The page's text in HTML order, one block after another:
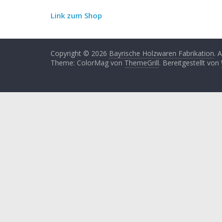
Link zum Shop
Copyright © 2026 Bayrische Holzwaren Fabrikation.
Theme: ColorMag von ThemeGrill. Bereitgestellt von